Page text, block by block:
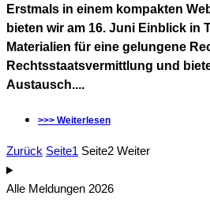
Erstmals in einem kompakten
bieten wir am 16. Juni Einblick in
Materialien für eine gelungene
Rechtsstaatsvermittlung und
Austausch....
>>> Weiterlesen
Zurück Seite1 Seite2 Weiter
Alle Meldungen 2026